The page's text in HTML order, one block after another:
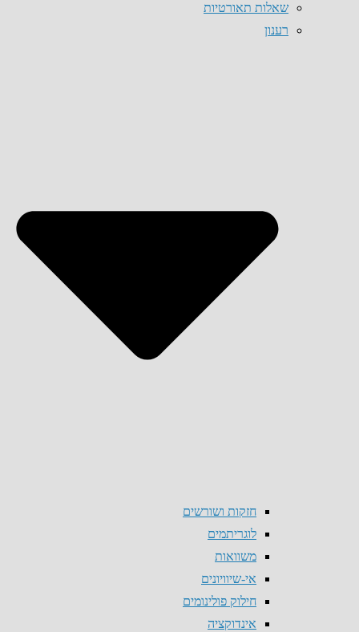
שאלות תאורטיות
רענון
חזקות ושורשים
לוגריתמים
משוואות
אי-שיוויונים
חילוק פולינומים
אינדוקציה